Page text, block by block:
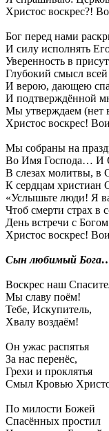
Христос воскрес?!
Бог перед нами
И силу исполнять
Уверенность в
Глубокий смысл
И верою, дающею
И подтверждённой
Мы утверждаем (нет
Христос воскрес!
Мы собраны на
Во Имя Господа… И
В слезах молитвы, в
К сердцам христиан
«Услышьте люди! Я
Чтоб смерти страх в
День встречи с
Христос воскрес!
Сын любимый
Воскрес наш
Мы славу поём!
Тебе, Искупитель,
Хвалу воздаём!
Он ужас распятья
За нас перенёс,
Грехи и проклятья
Смыл Кровью
По милости Божей
Спасённых простил